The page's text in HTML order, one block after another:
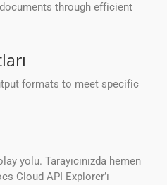
through efficient
formats to meet specific
yolu. Tarayıcınızda hemen
Cloud API Explorer’ı